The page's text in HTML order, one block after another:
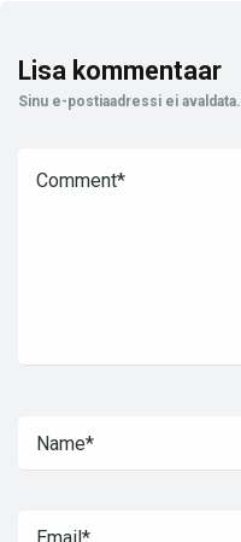
Lisa kommentaar
Sinu e-postiaadressi ei avaldata.